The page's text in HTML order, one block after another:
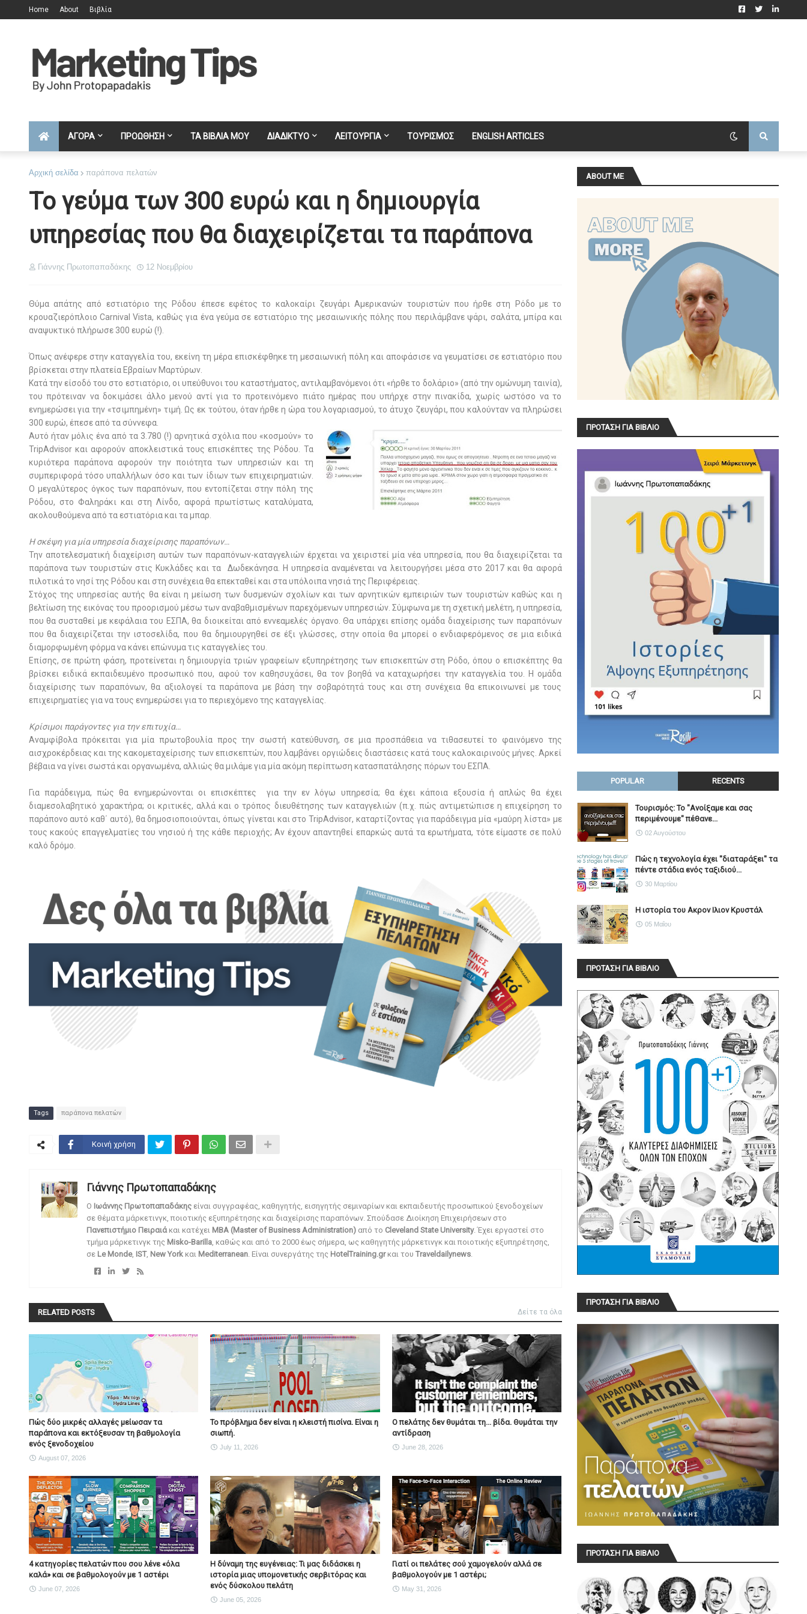
Home About Βιβλία
ΑΓΟΡΑ ΠΡΟΩΘΗΣΗ ΤΑ ΒΙΒΛΙΑ ΜΟΥ ΔΙΑΔΙΚΤΥΟ ΛΕΙΤΟΥΡΓΙΑ ΤΟΥΡΙΣΜΟΣ ENGLISH ARTICLES
Αρχική σελίδα παράπονα πελατών
Το γεύμα των 300 ευρώ και η δημιουργία
υπηρεσίας που θα διαχειρίζεται τα παράπονα
Γιάννης Πρωτοπαπαδάκης 12 Νοεμβρίου
Θύμα απάτης από εστιατόριο της Ρόδου έπεσε εφέτος το καλοκαίρι ζευγάρι Αμερικανών τουριστών που ήρθε στη Ρόδο με το
κρουαζιερόπλοιο CarnivalVista, καθώς για ένα γεύμα σε εστιατόριο της μεσαιωνικής πόλης που περιλάμβανε ψάρι, σαλάτα, μπίρα και
αναψυκτικό πλήρωσε 300 ευρώ (!).
Όπως ανέφερε στην καταγγελία του, εκείνη τη μέρα επισκέφθηκε τη μεσαιωνική πόλη και αποφάσισε να γευματίσει σε εστιατόριο που
βρίσκεται στην πλατεία Εβραίων Μαρτύρων.
Κατά την είσοδό του στο εστιατόριο, οι υπεύθυνοι του καταστήματος, αντιλαμβανόμενοι ότι «ήρθε το δολάριο» (από την ομώνυμη ταινία),
του πρότειναν να δοκιμάσει άλλο μενού αντί για το προτεινόμενο πιάτο ημέρας που υπήρχε στην πινακίδα, χωρίς ωστόσο να το
ενημερώσει για την «τσιμπημένη» τιμή. Ως εκ τούτου, όταν ήρθε η ώρα του λογαριασμού, το άτυχο ζευγάρι, που καλούνταν να πληρώσει
300 ευρώ, έπεσε από τα σύννεφα.
Αυτό ήταν μόλις ένα από τα 3.780 (!) αρνητικά σχόλια που «κοσμούν» το
TripAdvisor και αφορούν αποκλειστικά τους επισκέπτες της Ρόδου. Τα
κυριότερα παράπονα αφορούν την ποιότητα των υπηρεσιών και τη
συμπεριφορά τόσο υπαλλήλων όσο και των ίδιων των επιχειρηματιών.
Ο μεγαλύτερος όγκος των παραπόνων, που εντοπίζεται στην πόλη της
Ρόδου, στο Φαληράκι και στη Λίνδο, αφορά πρωτίστως καταλύματα,
ακολουθούμενα από τα εστιατόρια και τα μπαρ.
Η σκέψη για μία υπηρεσία διαχείρισης παραπόνων…
Την αποτελεσματική διαχείριση αυτών των παραπόνων-καταγγελιών έρχεται να χειριστεί μία νέα υπηρεσία, που θα διαχειρίζεται τα
παράπονα των τουριστών στις Κυκλάδες και τα Δωδεκάνησα. Η υπηρεσία αναμένεται να λειτουργήσει μέσα στο 2017 και θα αφορά
πιλοτικά το νησί της Ρόδου και στη συνέχεια θα επεκταθεί και στα υπόλοιπα νησιά της Περιφέρειας.
Στόχος της υπηρεσίας αυτής θα είναι η μείωση των δυσμενών σχολίων και των αρνητικών εμπειριών των τουριστών καθώς και η
βελτίωση της εικόνας του προορισμού μέσω των αναβαθμισμένων παρεχόμενων υπηρεσιών. Σύμφωνα με τη σχετική μελέτη, η υπηρεσία,
που θα συσταθεί με κεφάλαια του ΕΣΠΑ, θα διοικείται από εννεαμελές όργανο. Θα υπάρχει επίσης ομάδα διαχείρισης των παραπόνων
που θα διαχειρίζεται την ιστοσελίδα, που θα δημιουργηθεί σε έξι γλώσσες, στην οποία θα μπορεί ο ενδιαφερόμενος σε μια ειδικά
διαμορφωμένη φόρμα να κάνει επώνυμα τις καταγγελίες του.
Επίσης, σε πρώτη φάση, προτείνεται η δημιουργία τριών γραφείων εξυπηρέτησης των επισκεπτών στη Ρόδο, όπου ο επισκέπτης θα
βρίσκει ειδικά εκπαιδευμένο προσωπικό που, αφού τον καθησυχάσει, θα τον βοηθά να καταχωρήσει την καταγγελία του. Η ομάδα
διαχείρισης των παραπόνων, θα αξιολογεί τα παράπονα με βάση την σοβαρότητά τους και στη συνέχεια θα επικοινωνεί με τους
επιχειρηματίες για να τους ενημερώσει για το περιεχόμενο της καταγγελίας.
Κρίσιμοι παράγοντες για την επιτυχία…
Αναμφίβολα πρόκειται για μία πρωτοβουλία προς την σωστή κατεύθυνση, σε μια προσπάθεια να τιθασευτεί το φαινόμενο της
αισχροκέρδειας και της κακομεταχείρισης των επισκεπτών, που λαμβάνει οργιώδεις διαστάσεις κατά τους καλοκαιρινούς μήνες. Αρκεί
βέβαια να γίνει σωστά και οργανωμένα, αλλιώς θα μιλάμε για μία ακόμη περίπτωση κατασπατάλησης πόρων του ΕΣΠΑ.
Για παράδειγμα, πώς θα ενημερώνονται οι επισκέπτες για την εν λόγω υπηρεσία; θα έχει κάποια εξουσία ή απλώς θα έχει
διαμεσολαβητικό χαρακτήρα; οι κριτικές, αλλά και ο τρόπος διευθέτησης των καταγγελιών (π.χ. πώς αντιμετώπισε η επιχείρηση το
παράπονο αυτό καθ΄ αυτό), θα δημοσιοποιούνται, όπως γίνεται και στοTripAdvisor, καταρτίζοντας για παράδειγμα μία «μαύρη λίστα» με
τους κακούς επαγγελματίες του νησιού ή της κάθε περιοχής; Αν έχουν απαντηθεί επαρκώς αυτά τα ερωτήματα, τότε είμαστε σε πολύ
καλό δρόμο.
Tags παράπονα πελατών
Κοινή χρήση
Γιάννης Πρωτοπαπαδάκης
O Ιωάννης Πρωτοπαπαδάκης είναι συγγραφέας, καθηγητής, εισηγητής σεμιναρίων και εκπαιδευτής προσωπικού ξενοδοχείων
σε θέματα μάρκετινγκ, ποιοτικής εξυπηρέτησης και διαχείρισης παραπόνων. Σπούδασε Διοίκηση Επιχειρήσεων στο
Πανεπιστήμιο Πειραιάκαι κατέχει MBA (Master of Business Administration)από το Cleveland State University. Έχει εργαστεί στο
τμήμα μάρκετινγκ της Misko-Barilla, καθώς και από το 2000 έως σήμερα, ως καθηγητής μάρκετινγκ και ποιοτικής εξυπηρέτησης,
σε Le Monde, IST, New Yorkκαι Mediterranean. Είναι συνεργάτης της HotelTraining.grκαι του Traveldailynews.
RELATED POSTS Δείτε τα όλα
Πώς δύο μικρές αλλαγές μείωσαν τα
παράπονα και εκτόξευσαν τη βαθμολογία
ενός ξενοδοχείου
August 07, 2026
Το πρόβλημα δεν είναι η κλειστή πισίνα. Είναι η
σιωπή.
July 11, 2026
Ο πελάτης δεν θυμάται τη... βίδα. Θυμάται την
αντίδραση
June 28, 2026
4 κατηγορίες πελατών που σου λένε «όλα
καλά» και σε βαθμολογούν με 1 αστέρι
June 07, 2026
Η δύναμη της ευγένειας: Τι μας διδάσκει η
ιστορία μιας υπομονετικής σερβιτόρας και
ενός δύσκολου πελάτη
June 05, 2026
Γιατί οι πελάτες σού χαμογελούν αλλά σε
βαθμολογούν με 1 αστέρι;
May 31, 2026
ABOUT ME
ΠΡΟΤΑΣΗ ΓΙΑ ΒΙΒΛΙΟ
POPULAR RECENTS
Τουρισμός: Το "Ανοίξαμε και σας
περιμένουμε" πέθανε...
02 Αυγούστου
Πώς η τεχνολογία έχει ''διαταράξει'' τα
πέντε στάδια ενός ταξιδιού...
30 Μαρτίου
Η ιστορία του Ακρον Ιλιον Κρυστάλ
05 Μαΐου
ΠΡΟΤΑΣΗ ΓΙΑ ΒΙΒΛΙΟ
ΠΡΟΤΑΣΗ ΓΙΑ ΒΙΒΛΙΟ
ΠΡΟΤΑΣΗ ΓΙΑ ΒΙΒΛΙΟ